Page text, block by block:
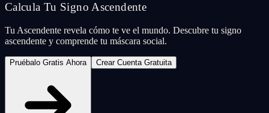
Calcula Tu Signo Ascendente
Tu Ascendente revela cómo te ve el mundo. Descubre tu signo
ascendente y comprende tu máscara social.
Pruébalo Gratis Ahora Crear Cuenta Gratuita